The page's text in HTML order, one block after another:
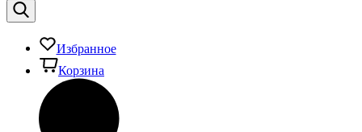
Избранное
Корзина